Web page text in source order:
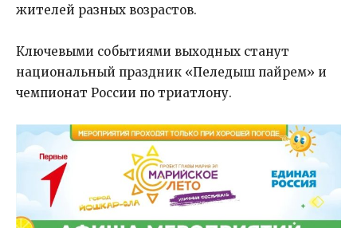
жителей разных возрастов.
Ключевыми событиями выходных станут
национальный праздник «Пеледыш пайрем» и
чемпионат России по триатлону.